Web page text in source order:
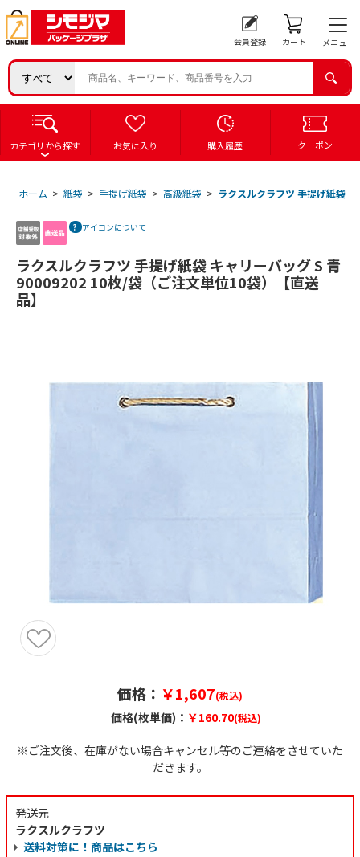
会員登録 カート メニュー
カテゴリから探す お気に入り 購入履歴 クーポン
ホーム > 紙袋 > 手提げ紙袋 > 高級紙袋 > ラクスルクラフツ 手提げ紙袋
アイコンについて
ラクスルクラフツ 手提げ紙袋 キャリーバッグ S 青
90009202 10枚/袋（ご注文単位10袋）【直送
品】
価格： ￥1,607(税込)
価格(枚単価)： ￥160.70(税込)
※ご注文後、在庫がない場合キャンセル等のご連絡をさせていた
だきます。
発送元
ラクスルクラフツ
送料対策に！商品はこちら